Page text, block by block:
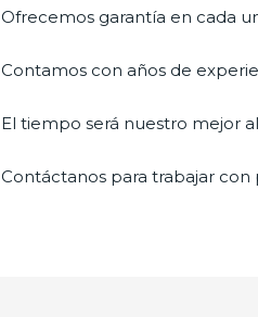
Ofrecemos garantía en cada
Contamos con años de
El tiempo será nuestro mejor
Contáctanos para trabajar con